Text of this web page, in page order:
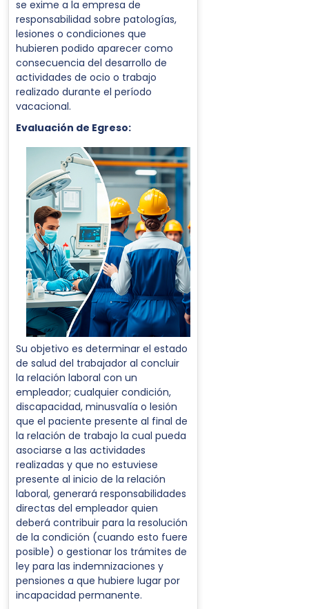
se exime a la empresa de
responsabilidad sobre patologías,
lesiones o condiciones que
hubieren podido aparecer como
consecuencia del desarrollo de
actividades de ocio o trabajo
realizado durante el período
vacacional.
Evaluación de Egreso:
Su objetivo es determinar el estado
de salud del trabajador al concluir
la relación laboral con un
empleador; cualquier condición,
discapacidad, minusvalía o lesión
que el paciente presente al final de
la relación de trabajo la cual pueda
asociarse a las actividades
realizadas y que no estuviese
presente al inicio de la relación
laboral, generará responsabilidades
directas del empleador quien
deberá contribuir para la resolución
de la condición (cuando esto fuere
posible) o gestionar los trámites de
ley para las indemnizaciones y
pensiones a que hubiere lugar por
incapacidad permanente.